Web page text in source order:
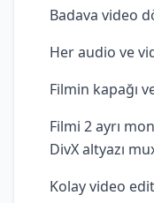
Badava video
Her audio ve
Filmin kapağı
Filmi 2 ayrı
DivX altyazı
Kolay video